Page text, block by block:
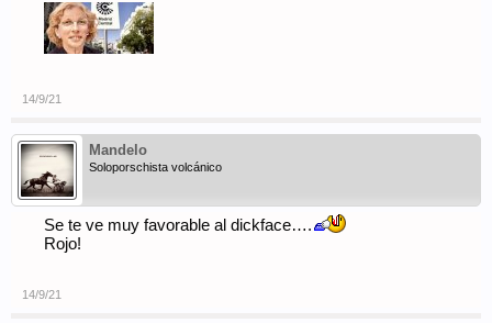
14/9/21
Mandelo
Soloporschista volcánico
Se te ve muy favorable al dickface….
Rojo!
14/9/21